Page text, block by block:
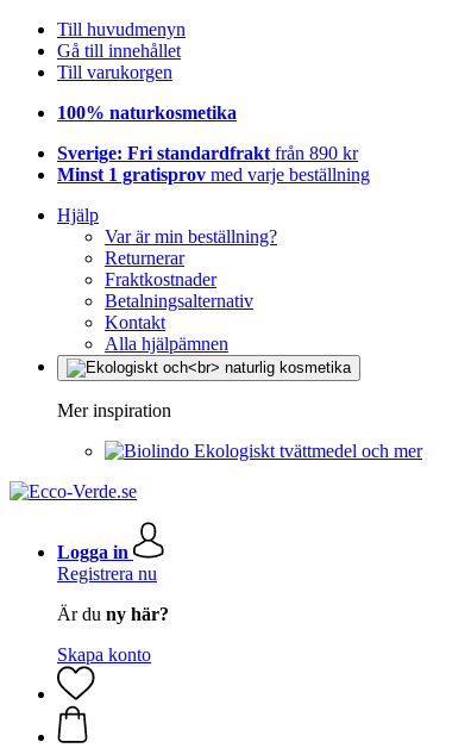
Till huvudmenyn
Gå till innehållet
Till varukorgen
100% naturkosmetika
Sverige: Fri standardfrakt från 890 kr
Minst 1 gratisprov med varje beställning
Hjälp
Var är min beställning?
Returnerar
Fraktkostnader
Betalningsalternativ
Kontakt
Alla hjälpämnen
Mer inspiration
Ekologiskt tvättmedel och mer
Logga in
Registrera nu
Är du ny här?
Skapa konto